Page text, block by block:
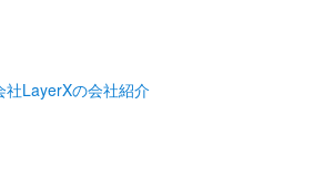
社LayerXの会社紹介